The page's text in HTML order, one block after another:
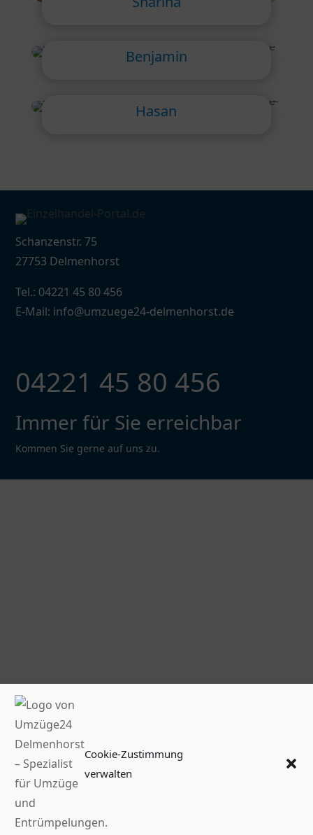
Cookie-Zustimmung
verwalten
Benjamin
Hasan
Schanzenstr. 75
27753 Delmenhorst
Tel.: 04221 45 80 456
E-Mail: info@umzuege24-delmenhorst.de
04221 45 80 456
Immer für Sie erreichbar
Kommen Sie gerne auf uns zu.